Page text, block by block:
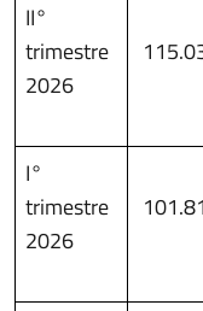
II°
trimestre
2026
I°
trimestre
2026